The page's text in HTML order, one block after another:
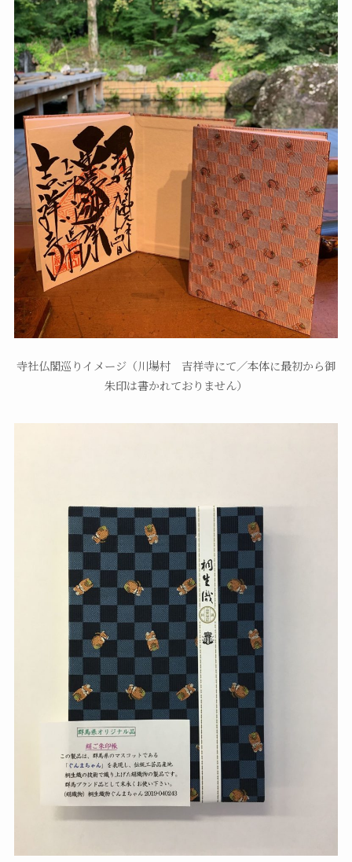
寺社仏閣巡りイメージ（川場村 吉祥寺にて／本体に最初から御
朱印は書かれておりません）